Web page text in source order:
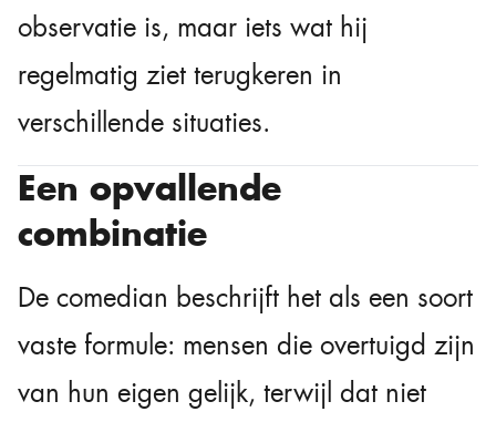
observatie is, maar iets wat hij
regelmatig ziet terugkeren in
verschillende situaties.
Een opvallende
combinatie
De comedian beschrijft het als een soort
vaste formule: mensen die overtuigd zijn
van hun eigen gelijk, terwijl dat niet